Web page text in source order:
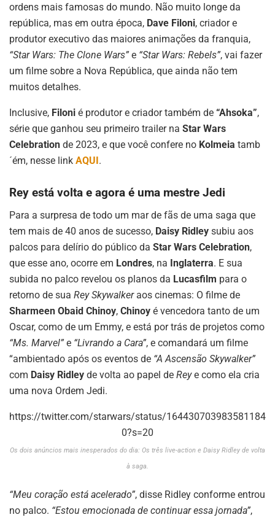
ordens mais famosas do mundo. Não muito longe da
república, mas em outra época, Dave Filoni, criador e
produtor executivo das maiores animações da franquia,
“Star Wars: The Clone Wars” e “Star Wars: Rebels”, vai fazer
um filme sobre a Nova República, que ainda não tem
muitos detalhes.
Inclusive, Filoni é produtor e criador também de “Ahsoka”,
série que ganhou seu primeiro trailer na Star Wars
Celebration de 2023, e que você confere no Kolmeia tamb
´ém, nesse link AQUI.
Rey está volta e agora é uma mestre Jedi
Para a surpresa de todo um mar de fãs de uma saga que
tem mais de 40 anos de sucesso, Daisy Ridley subiu aos
palcos para delírio do público da Star Wars Celebration,
que esse ano, ocorre em Londres, na Inglaterra. E sua
subida no palco revelou os planos da Lucasfilm para o
retorno de sua Rey Skywalkeraos cinemas: O filme de
Sharmeen Obaid Chinoy, Chinoy é vencedora tanto de um
Oscar, como de um Emmy, e está por trás de projetos como
“Ms. Marvel” e “Livrando a Cara”, e comandará um filme
“ambientado após os eventos de “A Ascensão Skywalker”
com Daisy Ridley de volta ao papel de Reye como ela cria
uma nova Ordem Jedi.
https://twitter.com/starwars/status/164430703983581184
0?s=20
Os dois anúncios mais inesperados do dia: Os três live-action e Daisy Ridley de volta
à saga.
“Meu coração está acelerado”, disse Ridley conforme entrou
no palco. “Estou emocionada de continuar essa jornada”,